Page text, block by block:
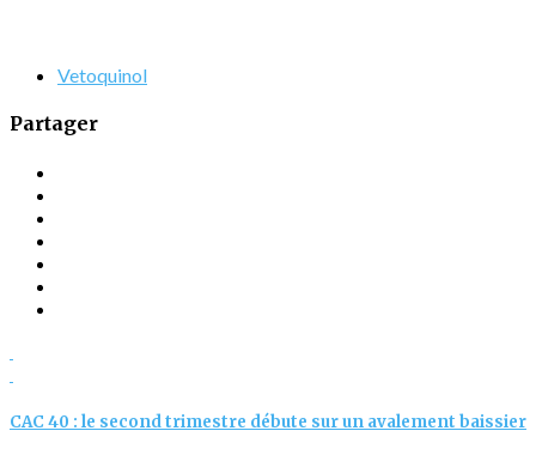
Vetoquinol
Partager
CAC 40 : le second trimestre débute sur un avalement baissier